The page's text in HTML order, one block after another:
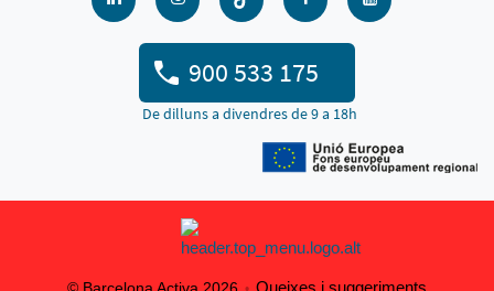
900 533 175
De dilluns a divendres de 9 a 18h